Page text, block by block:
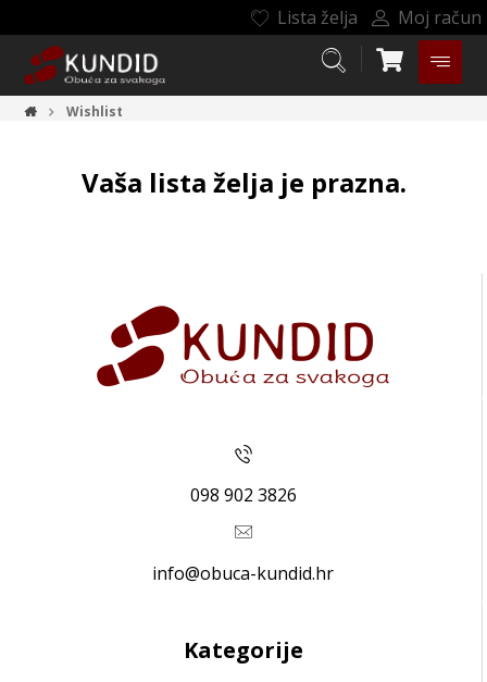
Lista želja Moj račun
Wishlist
Vaša lista želja je prazna.
098 902 3826
info@obuca-kundid.hr
Kategorije